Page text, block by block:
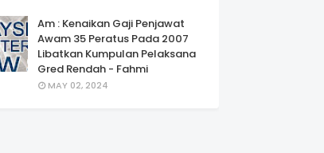
Am : Kenaikan Gaji Penjawat
Awam 35 Peratus Pada 2007
Libatkan Kumpulan Pelaksana
Gred Rendah - Fahmi
MAY 02, 2024